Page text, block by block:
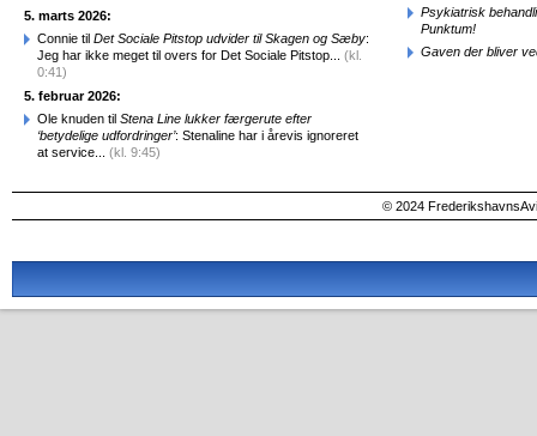
5. marts 2026:
Connie til Det Sociale Pitstop udvider til Skagen og Sæby:
Jeg har ikke meget til overs for Det Sociale Pitstop... (kl.
0:41)
5. februar 2026:
Ole knuden til Stena Line lukker færgerute efter
‘betydelige udfordringer’: Stenaline har i årevis ignoreret
at service... (kl. 9:45)
Psykiatrisk
Punktum!
Gaven der bliver
© 2024